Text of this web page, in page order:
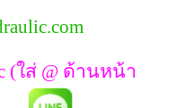
(ใส่ @ ด้านหน้า